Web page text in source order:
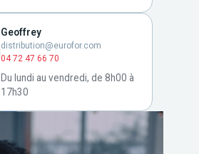
Geoffrey
distribution@eurofor.com
04 72 47 66 70
Du lundi au vendredi, de 8h00 à
17h30